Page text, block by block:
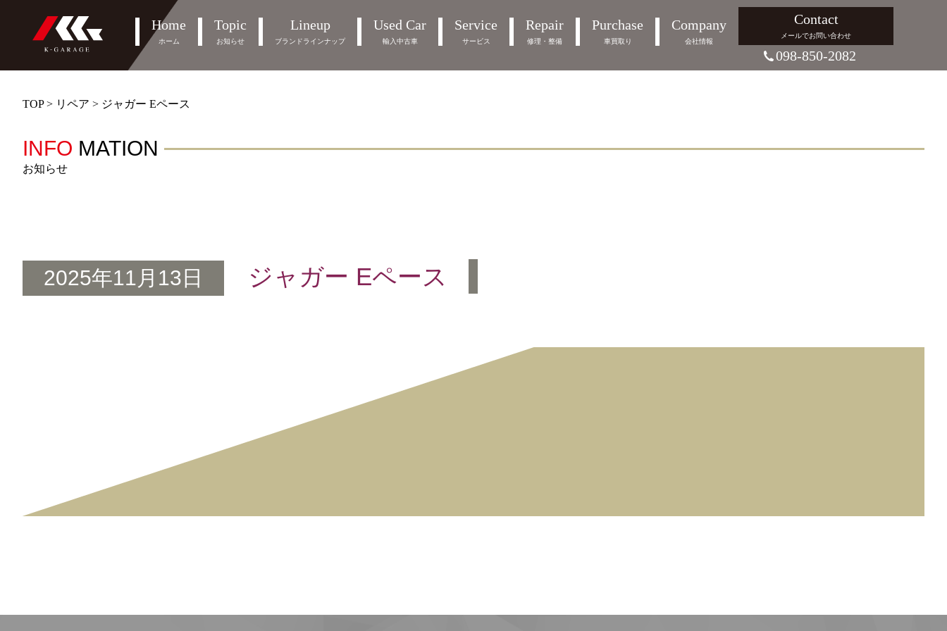
Home
ホーム
Topic
お知らせ
Lineup
ブランドラインナップ
Used Car
輸入中古車
Service
サービス
Repair
修理・整備
Purchase
車買取り
Company
会社情報
Contact
メールでお問い合わせ
098-850-2082
TOP> リペア > ジャガー Eペース
INFO MATION
お知らせ
2025年11月13日 ジャガー Eペース